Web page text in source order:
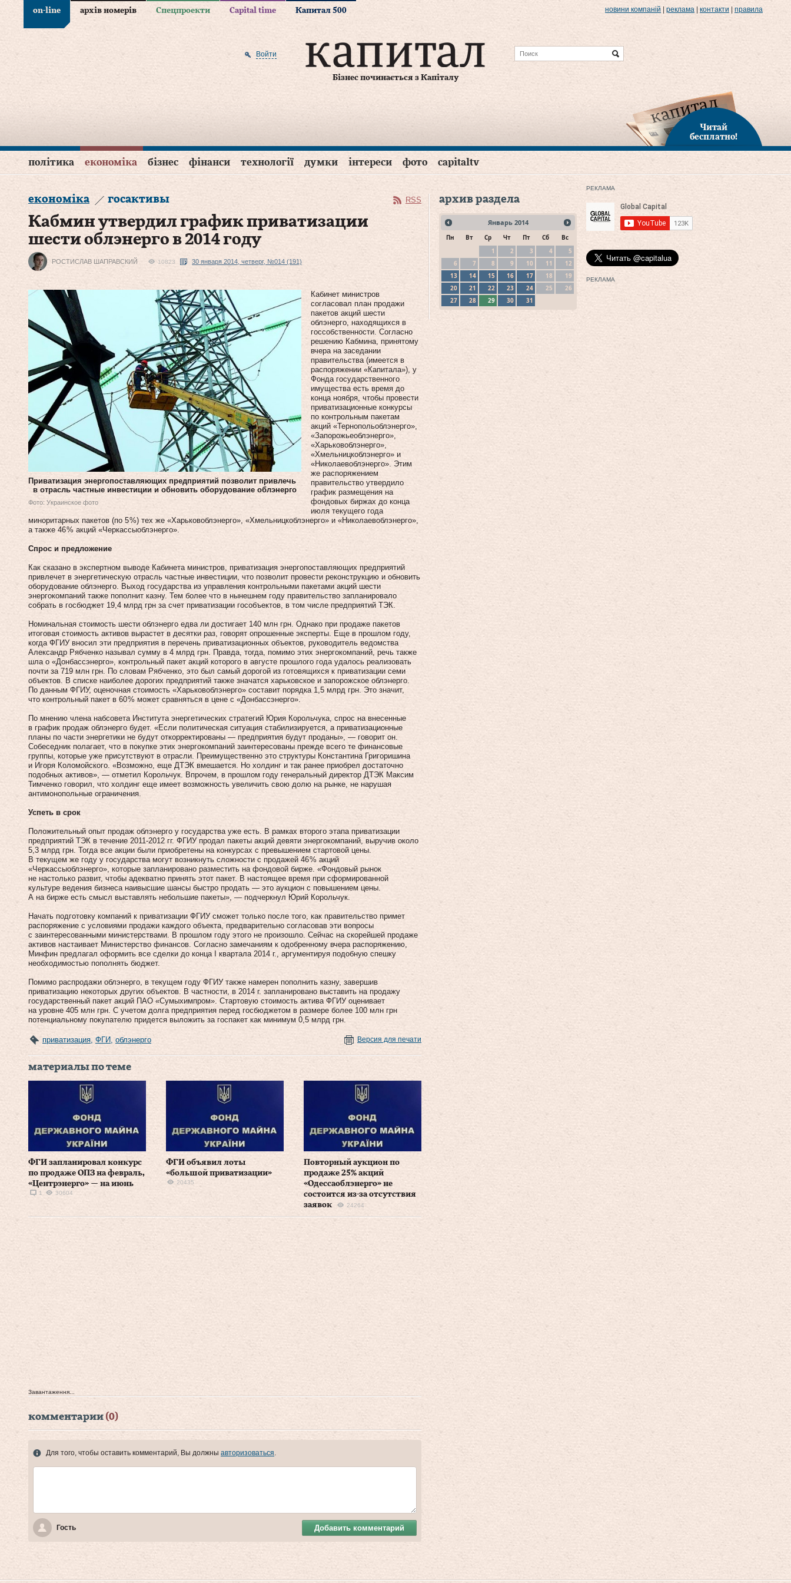
on-line архів номерів Спецпроекти Capital time Капитал 500 новини компаній реклама контакти правила
Бізнес починається з Капіталу
Войти
Читай
бесплатно!
політика економіка бізнес фінанси технології думки інтереси фото capitaltv
економіка госактивы RSS
Кабмин утвердил график приватизации
шести облэнерго в 2014 году
РОСТИСЛАВ ШАПРАВСКИЙ 10823 30 января 2014, четверг, №014 (191)
Приватизация энергопоставляющих предприятий позволит привлечь
в отрасль частные инвестиции и обновить оборудование облэнерго
Фото: Украинское фото
Кабинет министров
согласовал план продажи
пакетов акций шести
облэнерго, находящихся в
госсобственности. Согласно
решению Кабмина, принятому
вчера на заседании
правительства (имеется в
распоряжении «Капитала»), у
Фонда государственного
имущества есть время до
конца ноября, чтобы провести
приватизационные конкурсы
по контрольным пакетам
акций «Тернопольоблэнерго»,
«Запорожьеоблэнерго»,
«Харьковоблэнерго»,
«Хмельницкоблэнерго» и
«Николаевоблэнерго». Этим
же распоряжением
правительство утвердило
график размещения на
фондовых биржах до конца
июля текущего года
миноритарных пакетов (по 5 %) тех же «Харьковоблэнерго», «Хмельницкоблэнерго» и «Николаевоблэнерго»,
а также 46 % акций «Черкассыоблэнерго».
Спрос и предложение
Как сказано в экспертном выводе Кабинета министров, приватизация энергопоставляющих предприятий
привлечет в энергетическую отрасль частные инвестиции, что позволит провести реконструкцию и обновить
оборудование облэнерго. Выход государства из управления контрольными пакетами акций шести
энергокомпаний также пополнит казну. Тем более что в нынешнем году правительство запланировало
собрать в госбюджет 19,4 млрд грн за счет приватизации гособъектов, в том числе предприятий ТЭК.
Номинальная стоимость шести облэнерго едва ли достигает 140 млн грн. Однако при продаже пакетов
итоговая стоимость активов вырастет в десятки раз, говорят опрошенные эксперты. Еще в прошлом году,
когда ФГИУ вносил эти предприятия в перечень приватизационных объектов, руководитель ведомства
Александр Рябченко называл сумму в 4 млрд грн. Правда, тогда, помимо этих энергокомпаний, речь также
шла о «Донбассэнерго», контрольный пакет акций которого в августе прошлого года удалось реализовать
почти за 719 млн грн. По словам Рябченко, это был самый дорогой из готовящихся к приватизации семи
объектов. В списке наиболее дорогих предприятий также значатся харьковское и запорожское облэнерго.
По данным ФГИУ, оценочная стоимость «Харьковоблэнерго» составит порядка 1,5 млрд грн. Это значит,
что контрольный пакет в 60 % может сравняться в цене с «Донбассэнерго».
По мнению члена набсовета Института энергетических стратегий Юрия Корольчука, спрос на внесенные
в график продаж облэнерго будет. «Если политическая ситуация стабилизируется, а приватизационные
планы по части энергетики не будут откорректированы — предприятия будут проданы», — говорит он.
Собеседник полагает, что в покупке этих энергокомпаний заинтересованы прежде всего те финансовые
группы, которые уже присутствуют в отрасли. Преимущественно это структуры Константина Гри­горишина
и Игоря Ко­ломойского. «Возможно, еще ДТЭК вмешается. Но холдинг и так ранее приобрел достаточно
подобных активов», — отметил Корольчук. Впрочем, в прошлом году генеральный директор ДТЭК Максим
Тимченко говорил, что холдинг еще имеет возможность увеличить свою долю на рынке, не нарушая
антимонопольные ограничения.
Успеть в срок
Положительный опыт продаж облэнерго у государства уже есть. В рамках второго этапа приватизации
предприятий ТЭК в течение 2011‑2012 гг. ФГИУ продал пакеты акций девяти энергокомпаний, выручив около
5,3 млрд грн. Тогда все акции были приобретены на конкурсах с превышением стартовой цены.
В текущем же году у государства могут возникнуть сложности с продажей 46 % акций
«Черкассыоблэнерго», которые запланировано разместить на фондовой бирже. «Фондовый рынок
не настолько развит, чтобы адекватно принять этот пакет. В настоящее время при сформированной
культуре ведения бизнеса наивысшие шансы быстро продать — это аукцион с повышением цены.
А на бирже есть смысл выставлять небольшие пакеты», — подчеркнул Юрий Корольчук.
Начать подготовку компаний к приватизации ФГИУ сможет только после того, как правительство примет
распоряжение с условиями продажи каждого объекта, предварительно согласовав эти вопросы
с заинтересованными министерствами. В прошлом году этого не произошло. Сейчас на скорейшей продаже
активов настаивает Министерство финансов. Согласно замечаниям к одобренному вчера распоряжению,
Минфин предлагал оформить все сделки до конца I квартала 2014 г., аргументируя подобную спешку
необходимостью пополнять бюджет.
Помимо распродажи обл­энерго, в текущем году ФГИУ также намерен пополнить казну, завершив
приватизацию некоторых других объектов. В частности, в 2014 г. запланировано выставить на продажу
государственный пакет акций ПАО «Сумыхимпром». Стартовую стоимость актива ФГИУ оценивает
на уровне 405 млн грн. С учетом долга предприятия перед госбюджетом в размере более 100 млн грн
потенциальному покупателю придется выложить за госпакет как минимум 0,5 млрд грн.
приватизация, ФГИ, облэнерго Версия для печати
материалы по теме
ФГИ запланировал конкурс
по продаже ОПЗ на февраль,
«Центрэнерго» — на июнь
1 30604
ФГИ объявил лоты
«большой приватизации»
20435
Повторный аукцион по
продаже 25% акций
«Одессаоблэнерго» не
состоится из-за отсутствия
заявок
24264
Завантаження...
комментарии (0)
Для того, чтобы оставить комментарий, Вы должны авторизоваться.
Гость Добавить комментарий
архив раздела
Январь 2014
Пн Вт Ср Чт Пт Сб
Вс
1
2 3 4
5
6
7 8 9 10 11
12
13
14 15 16 17 18
19
20
21 22 23 24 25
26
27
28 29 30 31
РЕКЛАМА
РЕКЛАМА